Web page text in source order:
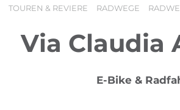
TOUREN & REVIERE RADWEGE
Via Claudia
E-Bike &